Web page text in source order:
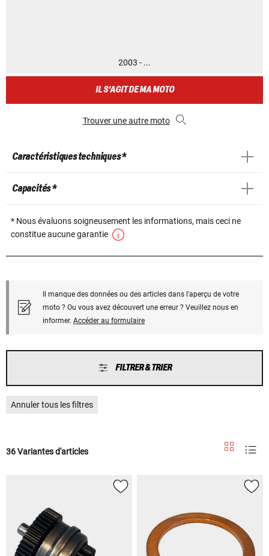
2003 - ...
IL S'AGIT DE MA MOTO
Trouver une autre moto
Caractéristiques techniques *
Capacités *
* Nous évaluons soigneusement les informations, mais ceci ne
constitue aucune garantie
Il manque des données ou des articles dans l'aperçu de votre
moto ? Ou vous avez découvert une erreur ? Veuillez nous en
informer. Accéder au formulaire
FILTRER & TRIER
Annuler tous les filtres
36 Variantes d'articles